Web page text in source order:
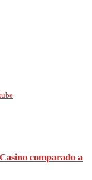
comparado a